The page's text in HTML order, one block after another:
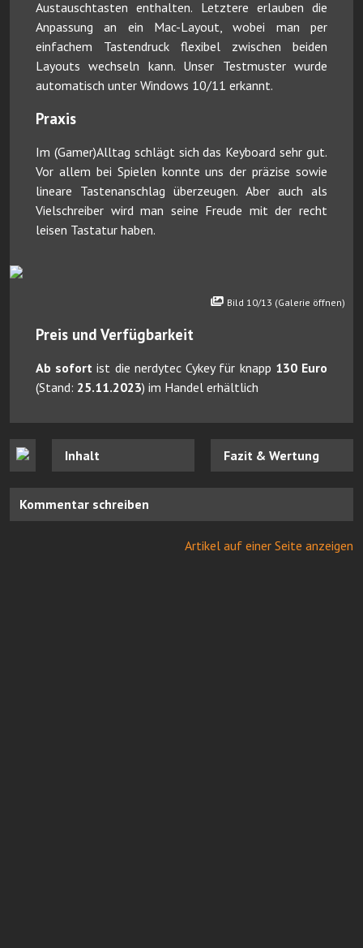
Austauschtasten enthalten. Letztere erlauben die
Anpassung an ein Mac-Layout, wobei man per
einfachem Tastendruck flexibel zwischen beiden
Layouts wechseln kann. Unser Testmuster wurde
automatisch unter Windows 10/11 erkannt.
Praxis
Im (Gamer)Alltag schlägt sich das Keyboard sehr gut.
Vor allem bei Spielen konnte uns der präzise sowie
lineare Tastenanschlag überzeugen. Aber auch als
Vielschreiber wird man seine Freude mit der recht
leisen Tastatur haben.
Bild 10/13 (Galerie öffnen)
Preis und Verfügbarkeit
Ab sofort ist die nerdytec Cykey für knapp 130 Euro
(Stand: 25.11.2023) im Handel erhältlich
Inhalt Fazit & Wertung
Kommentar schreiben
Artikel auf einer Seite anzeigen